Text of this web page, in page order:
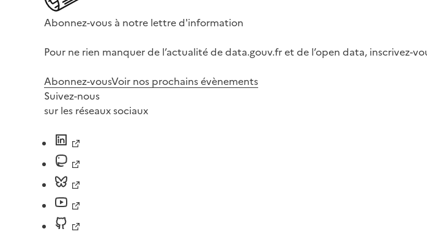
Abonnez-vous à notre lettre d'information
Pour ne rien manquer de l’actualité de data.gouv.fr et de l’open data, inscrivez-
Abonnez-vousVoir nos prochains évènements
Suivez-nous
sur les réseaux sociaux